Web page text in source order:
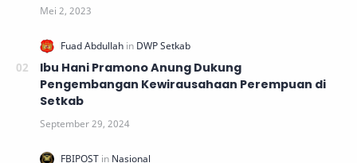
Ibu Hani Pramono Anung Dukung
Pengembangan Kewirausahaan Perempuan di
Setkab